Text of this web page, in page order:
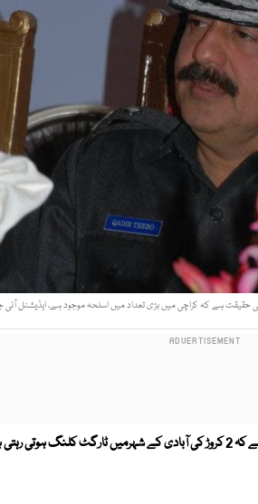
حقیقت ہے کہ کراچی میں بڑی تعداد میں اسلحہ موجود ہے، ایڈیشنل آئی
کہ 2 کروڑ کی آبادی کے شہرمیں ٹارگٹ کلنگ ہوتی رہتی